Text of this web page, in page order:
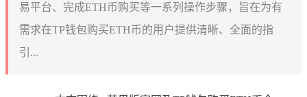
易平台、完成ETH币购买等一系列操作步骤，旨在为有
需求在TP钱包购买ETH币的用户提供清晰、全面的指
引...